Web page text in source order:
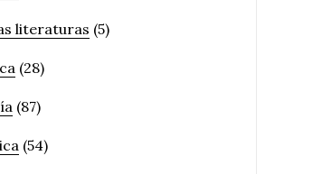
literaturas (5)
(28)
(87)
(54)